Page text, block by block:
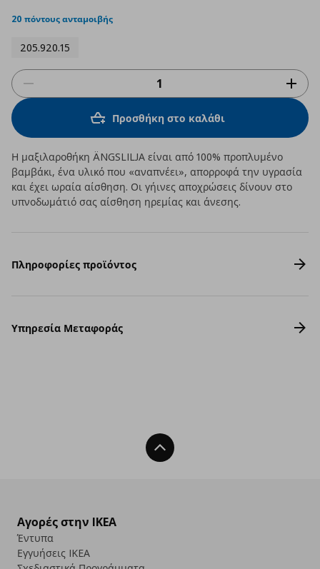
rating
20 πόντους ανταμοιβής
205.920.15
Προσθήκη στο καλάθι
Η μαξιλαροθήκη ÄNGSLILJA είναι από 100% προπλυμένο
βαμβάκι, ένα υλικό που «αναπνέει», απορροφά την υγρασία
και έχει ωραία αίσθηση. Οι γήινες αποχρώσεις δίνουν στο
υπνοδωμάτιό σας αίσθηση ηρεμίας και άνεσης.
Πληροφορίες προϊόντος
Υπηρεσία Μεταφοράς
Back To Top
Αγορές στην IKEA
Έντυπα
Εγγυήσεις IKEA